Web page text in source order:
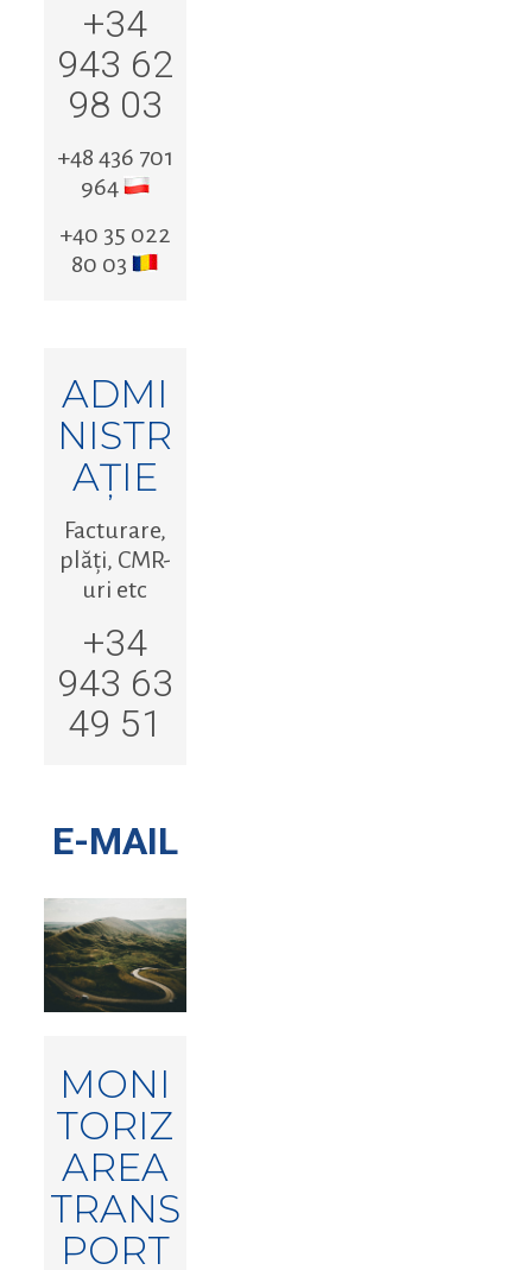
+34
943 62
98 03
+48 436 701
964
+40 35 022
80 03
ADMI
NISTR
AȚIE
Facturare,
plăți, CMR-
uri etc
+34
943 63
49 51
E-MAIL
MONI
TORIZ
AREA
TRANS
PORT